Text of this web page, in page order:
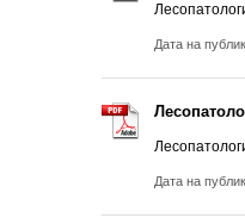
Дата на
Дата на